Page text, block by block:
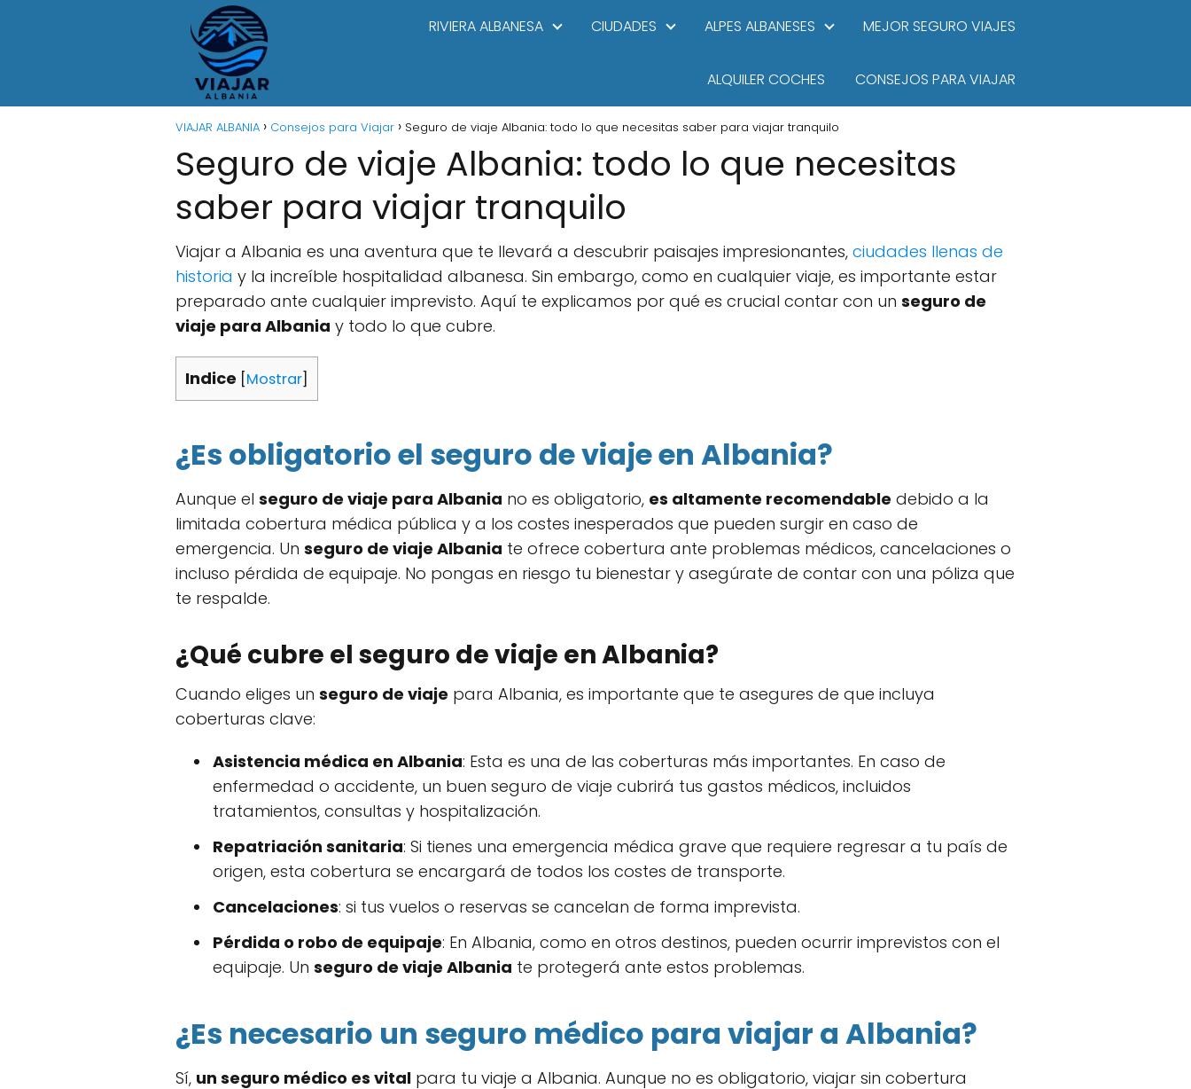
RIVIERA ALBANESA CIUDADES ALPES ALBANESES MEJOR SEGURO VIAJES
ALQUILER COCHES CONSEJOS PARA VIAJAR
VIAJAR ALBANIA Consejos para Viajar Seguro de viaje Albania: todo lo que necesitas saber para viajar tranquilo
Seguro de viaje Albania: todo lo que necesitas
saber para viajar tranquilo
Viajar a Albania es una aventura que te llevará a descubrir paisajes impresionantes, ciudades llenas de
historia y la increíble hospitalidad albanesa. Sin embargo, como en cualquier viaje, es importante estar
preparado ante cualquier imprevisto. Aquí te explicamos por qué es crucial contar con un seguro de
viaje para Albania y todo lo que cubre.
Indice [Mostrar]
¿Es obligatorio el seguro de viaje en Albania?
Aunque el seguro de viaje para Albania no es obligatorio, es altamente recomendable debido a la
limitada cobertura médica pública y a los costes inesperados que pueden surgir en caso de
emergencia. Un seguro de viaje Albania te ofrece cobertura ante problemas médicos, cancelaciones o
incluso pérdida de equipaje. No pongas en riesgo tu bienestar y asegúrate de contar con una póliza que
te respalde.
¿Qué cubre el seguro de viaje en Albania?
Cuando eliges un seguro de viaje para Albania, es importante que te asegures de que incluya
coberturas clave:
Asistencia médica en Albania: Esta es una de las coberturas más importantes. En caso de
enfermedad o accidente, un buen seguro de viaje cubrirá tus gastos médicos, incluidos
tratamientos, consultas y hospitalización.
Repatriación sanitaria: Si tienes una emergencia médica grave que requiere regresar a tu país de
origen, esta cobertura se encargará de todos los costes de transporte.
Cancelaciones: si tus vuelos o reservas se cancelan de forma imprevista.
Pérdida o robo de equipaje: En Albania, como en otros destinos, pueden ocurrir imprevistos con el
equipaje. Un seguro de viaje Albania te protegerá ante estos problemas.
¿Es necesario un seguro médico para viajar a Albania?
Sí, un seguro médico es vital para tu viaje a Albania. Aunque no es obligatorio, viajar sin cobertura